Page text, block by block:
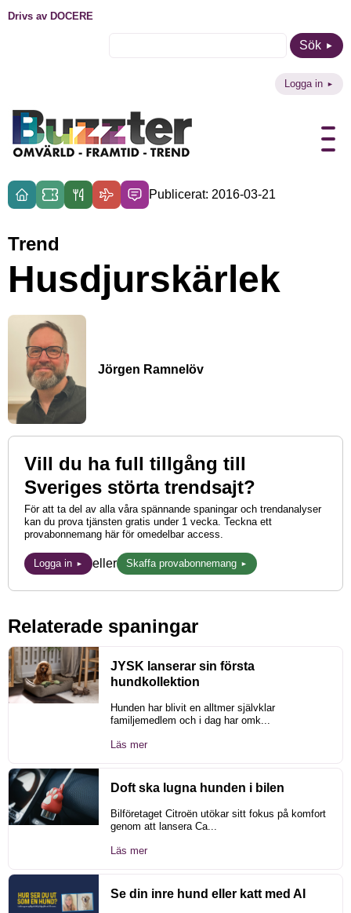
Drivs av DOCERE
Sök
Logga in
Publicerat: 2016-03-21
Trend
Husdjurskärlek
Jörgen Ramnelöv
Vill du ha full tillgång till
Sveriges störta trendsajt?
För att ta del av alla våra spännande spaningar och trendanalyser
kan du prova tjänsten gratis under 1 vecka. Teckna ett
provabonnemang här för omedelbar access.
Logga in eller Skaffa provabonnemang
Relaterade spaningar
JYSK lanserar sin första
hundkollektion
Hunden har blivit en alltmer självklar
familjemedlem och i dag har omk...
Läs mer
Doft ska lugna hunden i bilen
Bilföretaget Citroën utökar sitt fokus på komfort
genom att lansera Ca...
Läs mer
Se din inre hund eller katt med AI